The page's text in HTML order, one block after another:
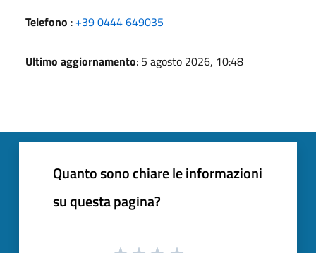
Telefono : +39 0444 649035
Ultimo aggiornamento: 5 agosto 2026, 10:48
Quanto sono chiare le informazioni
su questa pagina?